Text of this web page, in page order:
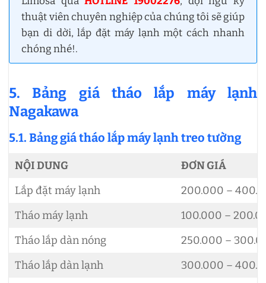
thuật viên chuyên nghiệp của chúng tôi sẽ giúp
bạn di dời, lắp đặt máy lạnh một cách nhanh
chóng nhé!.
5. Bảng giá tháo lắp máy lạnh
Nagakawa
5.1. Bảng giá tháo lắp máy lạnh treo tường
NỘI DUNG
ĐƠN GIÁ
Lắp đặt máy lạnh
200.000 –
Tháo máy lạnh
100.000 –
Tháo lắp dàn nóng
250.000 –
Tháo lắp dàn lạnh
300.000 –